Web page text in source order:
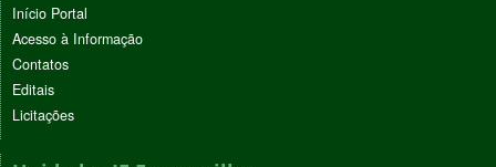
Início Portal
Acesso à Informação
Contatos
Editais
Licitações